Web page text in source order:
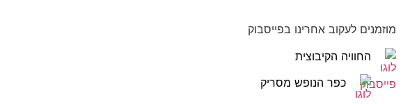
מוזמנים לעקוב אחרינו בפייסבוק
החוויה הקיבוצית
כפר הנופש מסריק